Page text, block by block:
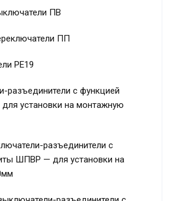
ПВ
ПП
РЕ19
разъединители с функцией
установки на монтажную
разъединители с
ШПВР — для установки на